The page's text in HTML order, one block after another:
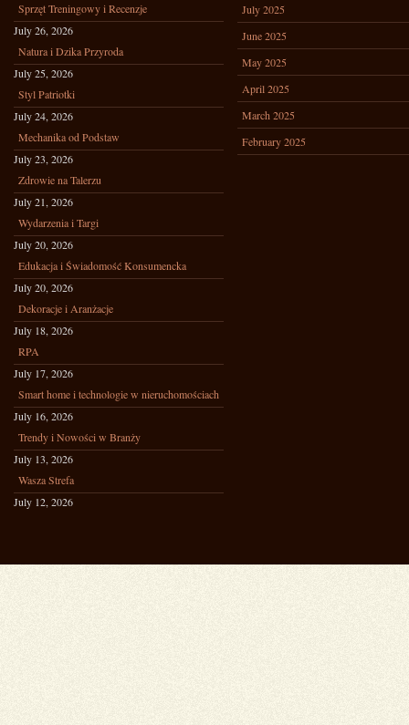
Sprzęt Treningowy i Recenzje
July 26, 2026
Natura i Dzika Przyroda
July 25, 2026
Styl Patriotki
July 24, 2026
Mechanika od Podstaw
July 23, 2026
Zdrowie na Talerzu
July 21, 2026
Wydarzenia i Targi
July 20, 2026
Edukacja i Świadomość Konsumencka
July 20, 2026
Dekoracje i Aranżacje
July 18, 2026
RPA
July 17, 2026
Smart home i technologie w nieruchomościach
July 16, 2026
Trendy i Nowości w Branży
July 13, 2026
Wasza Strefa
July 12, 2026
July 2025
June 2025
May 2025
April 2025
March 2025
February 2025